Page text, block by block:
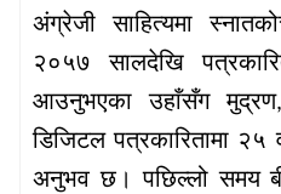
अंग्रेजी
साहित्यमा
२०५७ सालदेखि
आउनुभएका
उहाँसँग मुद्रण
डिजिटल पत्रकारितामा २५
अनुभव छ। पछिल्लो समय